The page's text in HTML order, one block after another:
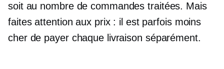
soit au nombre de commandes traitées. Mais
faites attention aux prix : il est parfois moins
cher de payer chaque livraison séparément.